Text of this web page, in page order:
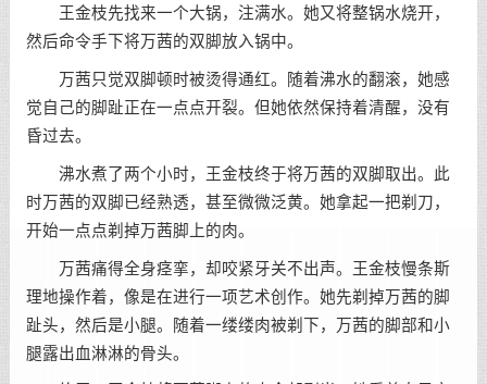
王金枝先找来一个大锅，注满水。她又将整锅水烧开，
然后命令手下将万茜的双脚放入锅中。
万茜只觉双脚顿时被烫得通红。随着沸水的翻滚，她感
觉自己的脚趾正在一点点开裂。但她依然保持着清醒，没有
昏过去。
沸水煮了两个小时，王金枝终于将万茜的双脚取出。此
时万茜的双脚已经熟透，甚至微微泛黄。她拿起一把剃刀，
开始一点点剃掉万茜脚上的肉。
万茜痛得全身痉挛，却咬紧牙关不出声。王金枝慢条斯
理地操作着，像是在进行一项艺术创作。她先剃掉万茜的脚
趾头，然后是小腿。随着一缕缕肉被剃下，万茜的脚部和小
腿露出血淋淋的骨头。